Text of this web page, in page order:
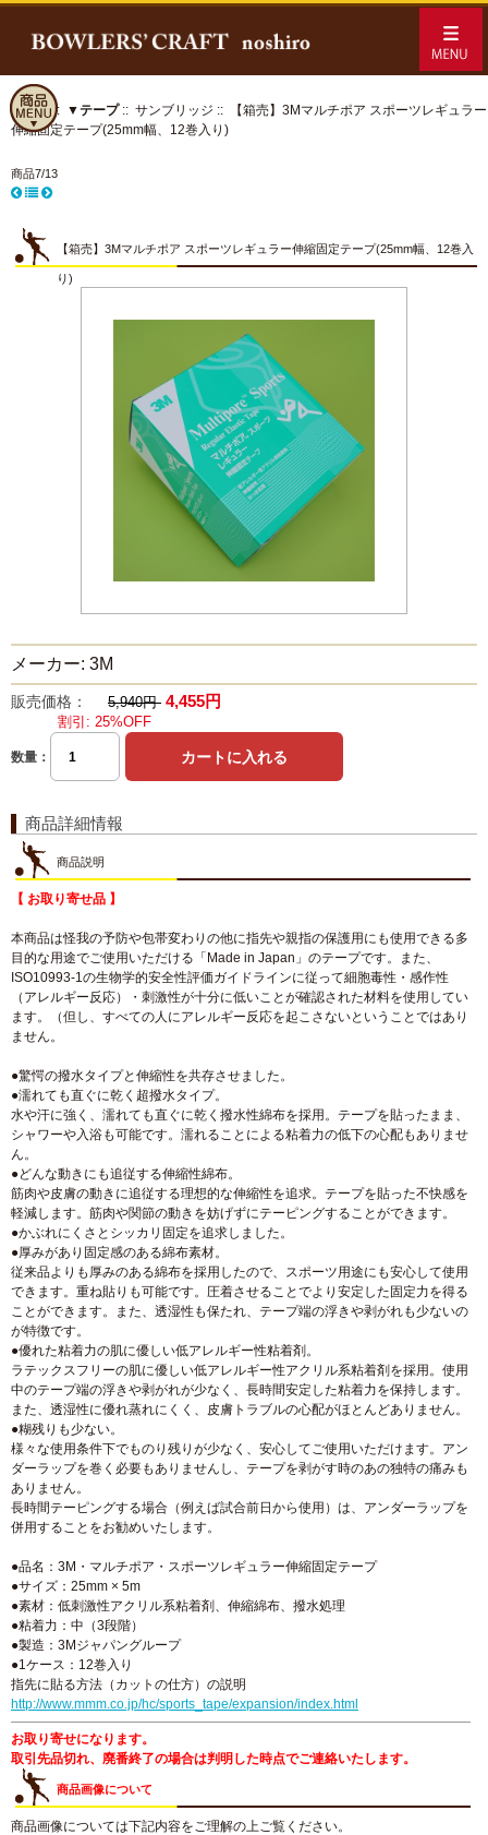
ホーム:: ▼テープ:: サンブリッジ :: 【箱売】3Mマルチポア スポーツレギュラー
伸縮固定テープ(25mm幅、12巻入り)
商品7/13
【箱売】3Mマルチポア スポーツレギュラー伸縮固定テープ(25mm幅、12巻入
り)
メーカー: 3M
販売価格： 5,940円 4,455円
割引: 25%OFF
数量：
商品詳細情報
商品説明
【 お取り寄せ品 】
本商品は怪我の予防や包帯変わりの他に指先や親指の保護用にも使用できる多
目的な用途でご使用いただける「Made in Japan」のテープです。また、
ISO10993-1の生物学的安全性評価ガイドラインに従って細胞毒性・感作性
（アレルギー反応）・刺激性が十分に低いことが確認された材料を使用してい
ます。（但し、すべての人にアレルギー反応を起こさないということではあり
ません。
●驚愕の撥水タイプと伸縮性を共存させました。
●濡れても直ぐに乾く超撥水タイプ。
水や汗に強く、濡れても直ぐに乾く撥水性綿布を採用。テープを貼ったまま、
シャワーや入浴も可能です。濡れることによる粘着力の低下の心配もありませ
ん。
●どんな動きにも追従する伸縮性綿布。
筋肉や皮膚の動きに追従する理想的な伸縮性を追求。テープを貼った不快感を
軽減します。筋肉や関節の動きを妨げずにテーピングすることができます。
●かぶれにくさとシッカリ固定を追求しました。
●厚みがあり固定感のある綿布素材。
従来品よりも厚みのある綿布を採用したので、スポーツ用途にも安心して使用
できます。重ね貼りも可能です。圧着させることでより安定した固定力を得る
ことができます。また、透湿性も保たれ、テープ端の浮きや剥がれも少ないの
が特徴です。
●優れた粘着力の肌に優しい低アレルギー性粘着剤。
ラテックスフリーの肌に優しい低アレルギー性アクリル系粘着剤を採用。使用
中のテープ端の浮きや剥がれが少なく、長時間安定した粘着力を保持します。
また、透湿性に優れ蒸れにくく、皮膚トラブルの心配がほとんどありません。
●糊残りも少ない。
様々な使用条件下でものり残りが少なく、安心してご使用いただけます。アン
ダーラップを巻く必要もありませんし、テープを剥がす時のあの独特の痛みも
ありません。
長時間テーピングする場合（例えば試合前日から使用）は、アンダーラップを
併用することをお勧めいたします。
●品名：3M・マルチポア・スポーツレギュラー伸縮固定テープ
●サイズ：25mm × 5m
●素材：低刺激性アクリル系粘着剤、伸縮綿布、撥水処理
●粘着力：中（3段階）
●製造：3Mジャパングループ
●1ケース：12巻入り
指先に貼る方法（カットの仕方）の説明
http://www.mmm.co.jp/hc/sports_tape/expansion/index.html
お取り寄せになります。
取引先品切れ、廃番終了の場合は判明した時点でご連絡いたします。
商品画像について
商品画像については下記内容をご理解の上ご覧ください。